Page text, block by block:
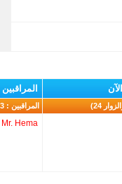
المراقبين
المراقبين : 3
Mr. Hema